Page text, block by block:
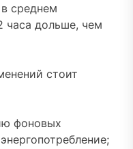
среднем
часа дольше, чем
стоит
фоновых